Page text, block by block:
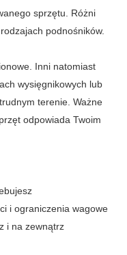
sprzętu. Różni
podnośników.
Inni natomiast
wysięgnikowych lub
terenie. Ważne
odpowiada Twoim
i ograniczenia wagowe
i na zewnątrz